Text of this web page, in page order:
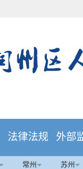
法律法规 外部
常州 苏州